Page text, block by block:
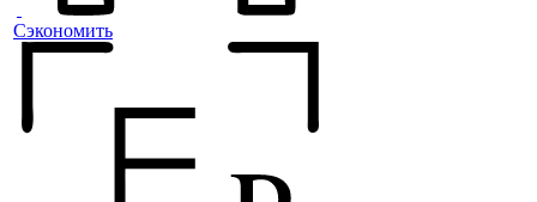
Сэкономить